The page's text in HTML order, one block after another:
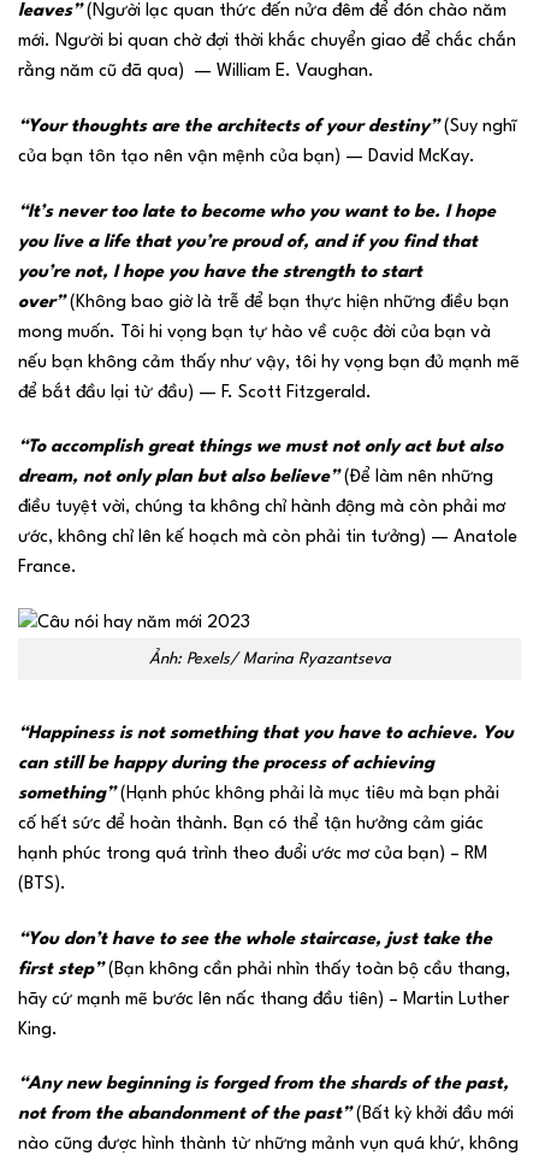
leaves”(Người lạc quan thức đến nửa đêm để đón chào năm
mới. Người bi quan chờ đợi thời khắc chuyển giao để chắc chắn
rằng năm cũ đã qua) — William E. Vaughan.
“Your thoughts are the architects of your destiny”(Suy nghĩ
của bạn tôn tạo nên vận mệnh của bạn) — David McKay.
“It’s never too late to become who you want to be. I hope
you live a life that you’re proud of, and if you find that
you’re not, I hope you have the strength to start
over”(Không bao giờ là trễ để bạn thực hiện những điều bạn
mong muốn. Tôi hi vọng bạn tự hào về cuộc đời của bạn và
nếu bạn không cảm thấy như vậy, tôi hy vọng bạn đủ mạnh mẽ
để bắt đầu lại từ đầu) — F. Scott Fitzgerald.
“To accomplish great things we must not only act but also
dream, not only plan but also believe”(Để làm nên những
điều tuyệt vời, chúng ta không chỉ hành động mà còn phải mơ
ước, không chỉ lên kế hoạch mà còn phải tin tưởng) — Anatole
France.
Ảnh: Pexels/ Marina Ryazantseva
“Happiness is not something that you have to achieve. You
can still be happy during the process of achieving
something”(Hạnh phúc không phải là mục tiêu mà bạn phải
cố hết sức để hoàn thành. Bạn có thể tận hưởng cảm giác
hạnh phúc trong quá trình theo đuổi ước mơ của bạn) – RM
(BTS).
“You don’t have to see the whole staircase, just take the
first step”(Bạn không cần phải nhìn thấy toàn bộ cầu thang,
hãy cứ mạnh mẽ bước lên nấc thang đầu tiên) – Martin Luther
King.
“Any new beginning is forged from the shards of the past,
not from the abandonment of the past”(Bất kỳ khởi đầu mới
nào cũng được hình thành từ những mảnh vụn quá khứ, không